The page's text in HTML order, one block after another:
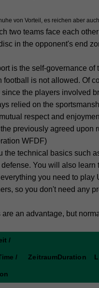
von Vorteil, es reichen aber
two teams face each
in the opponent's end
is the self-governance
is not allowed. Of
the players involved
relied on the
respect and
previously agreed upon
WFDF)
the technical basics such
You will also
you need to play
so you don't need any
an advantage, but
/
/ ZeitraumDuration